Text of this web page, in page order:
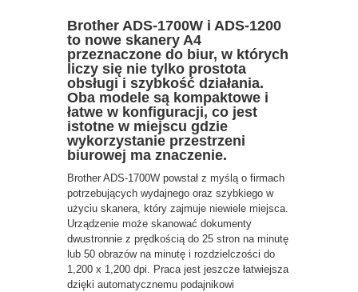
Brother ADS-1700W i ADS-1200
to nowe skanery A4
przeznaczone do biur, w których
liczy się nie tylko prostota
obsługi i szybkość działania.
Oba modele są kompaktowe i
łatwe w konfiguracji, co jest
istotne w miejscu gdzie
wykorzystanie przestrzeni
biurowej ma znaczenie.
Brother ADS-1700W powstał z myślą o firmach
potrzebujących wydajnego oraz szybkiego w
użyciu skanera, który zajmuje niewiele miejsca.
Urządzenie może skanować dokumenty
dwustronnie z prędkością do 25 stron na minutę
lub 50 obrazów na minutę i rozdzielczości do
1,200 x 1,200 dpi. Praca jest jeszcze łatwiejsza
dzięki automatycznemu podajnikowi